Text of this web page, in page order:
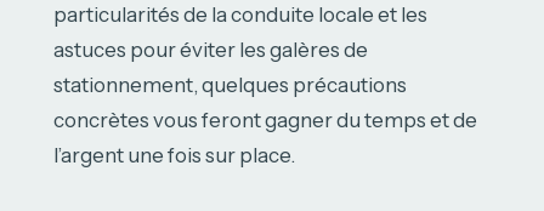
particularités de la conduite locale et les
astuces pour éviter les galères de
stationnement, quelques précautions
concrètes vous feront gagner du temps et de
l’argent une fois sur place.